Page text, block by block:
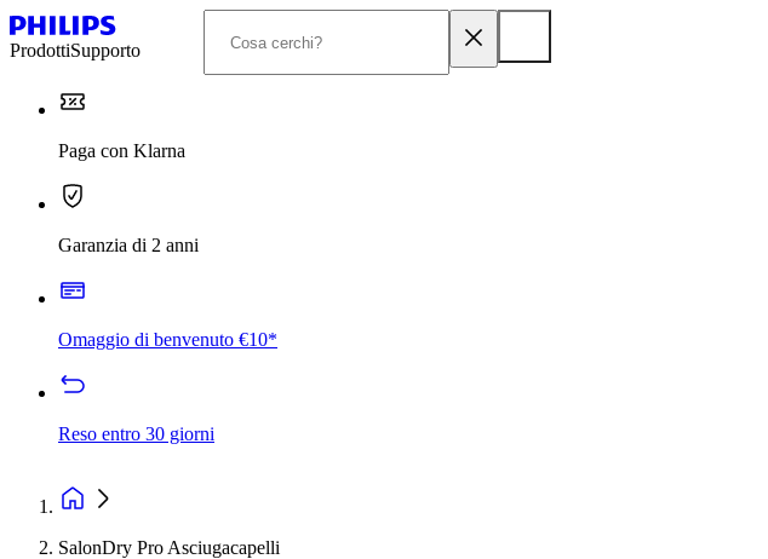
ProdottiSupporto
Paga con Klarna
Garanzia di 2 anni
Omaggio di benvenuto €10*
Reso entro 30 giorni
SalonDry Pro Asciugacapelli